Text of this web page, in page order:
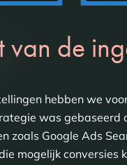
van de
hebben we
was
zoals Google Ads
mogelijk